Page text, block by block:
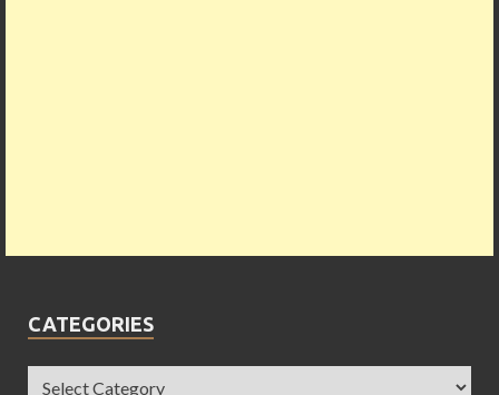
CATEGORIES